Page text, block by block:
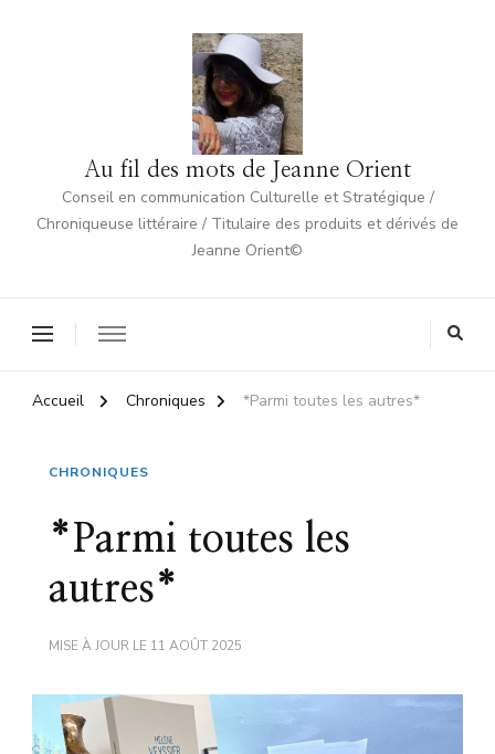
Au fil des mots de Jeanne Orient
Conseil en communication Culturelle et Stratégique /
Chroniqueuse littéraire / Titulaire des produits et dérivés de
Jeanne Orient©
Accueil Chroniques *Parmi toutes les autres*
CHRONIQUES
*Parmi toutes les
autres*
MISE À JOUR LE 11 AOÛT 2025